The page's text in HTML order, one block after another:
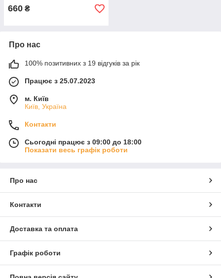
660 ₴
Про нас
100% позитивних з 19 відгуків за рік
Працює з 25.07.2023
м. Київ
Київ, Україна
Контакти
Сьогодні працює з 09:00 до 18:00
Показати весь графік роботи
Про нас
Контакти
Доставка та оплата
Графік роботи